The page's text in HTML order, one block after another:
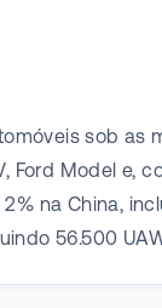
sob as
Ford Model e,
na China,
56.500